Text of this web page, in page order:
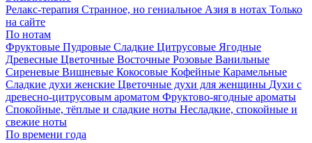
Релакс-терапия Странное, но гениальное Азия в нотах Только
на сайте
По нотам
Фруктовые Пудровые Сладкие Цитрусовые Ягодные
Древесные Цветочные Восточные Розовые Ванильные
Сиреневые Вишневые Кокосовые Кофейные Карамельные
Сладкие духи женские Цветочные духи для женщины Духи с
древесно-цитрусовым ароматом Фруктово-ягодные ароматы
Спокойные, тёплые и сладкие ноты Несладкие, спокойные и
свежие ноты
По времени года